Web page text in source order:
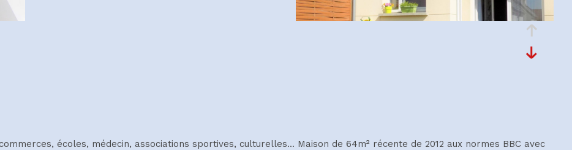
écoles, médecin, associations sportives, culturelles... Maison de 64m² récente de 2012 aux normes BBC avec